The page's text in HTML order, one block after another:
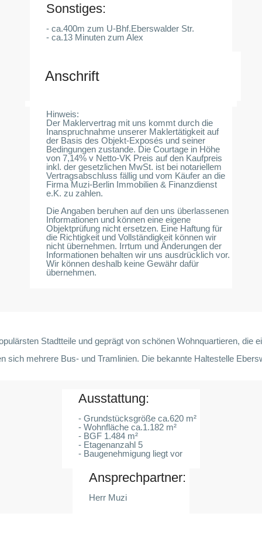
Sonstiges:
- ca.400m zum U-Bhf.Eberswalder Str.
- ca.13 Minuten zum Alex
Anschrift
Hinweis:
Der Maklervertrag mit uns kommt durch die
Inanspruchnahme unserer Maklertätigkeit auf
der Basis des Objekt-Exposés und seiner
Bedingungen zustande. Die Courtage in Höhe
von 7,14% v Netto-VK Preis auf den Kaufpreis
inkl. der gesetzlichen MwSt. ist bei notariellem
Vertragsabschluss fällig und vom Käufer an die
Firma Muzi-Berlin Immobilien & Finanzdienst
e.K. zu zahlen.
Die Angaben beruhen auf den uns überlassenen
Informationen und können eine eigene
Objektprüfung nicht ersetzen. Eine Haftung für
die Richtigkeit und Vollständigkeit können wir
nicht übernehmen. Irrtum und Änderungen der
Informationen behalten wir uns ausdrücklich vor.
Wir können deshalb keine Gewähr dafür
übernehmen.
Stadtteile und geprägt von schönen Wohnquartieren, die
mehrere Bus- und Tramlinien. Die bekannte Haltestelle
Ausstattung:
- Grundstücksgröße ca.620 m²
- Wohnfläche ca.1.182 m²
- BGF 1.484 m²
- Etagenanzahl 5
- Baugenehmigung liegt vor
Ansprechpartner:
Herr Muzi